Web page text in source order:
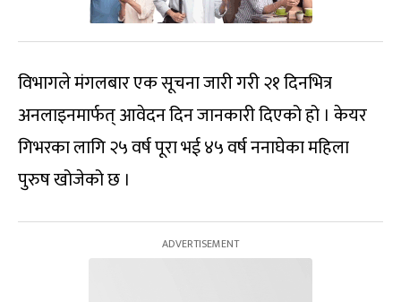
विभागले मंगलबार एक सूचना जारी गरी २१ दिनभित्र
अनलाइनमार्फत् आवेदन दिन जानकारी दिएको हो । केयर
गिभरका लागि २५ वर्ष पूरा भई ४५ वर्ष ननाघेका महिला
पुरुष खोजेको छ ।